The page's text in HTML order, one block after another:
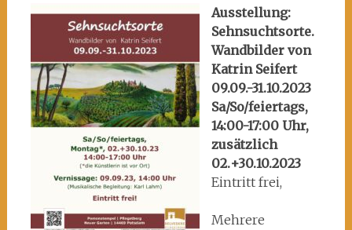
Seifert"
Ausst_2309_Pom)
Ausstellung:
Sehnsuchtsorte.
Wandbilder von
Katrin Seifert
09.09.-31.10.2023
Sa/So/feiertags,
14:00-17:00 Uhr,
zusätzlich
02.+30.10.2023
Eintritt frei,
Mehrere